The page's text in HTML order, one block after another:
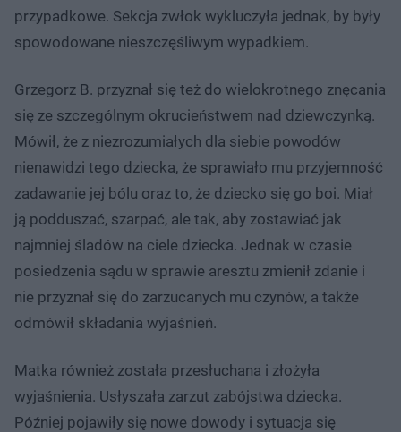
przypadkowe. Sekcja zwłok wykluczyła jednak, by były
spowodowane nieszczęśliwym wypadkiem.
Grzegorz B. przyznał się też do wielokrotnego znęcania
się ze szczególnym okrucieństwem nad dziewczynką.
Mówił, że z niezrozumiałych dla siebie powodów
nienawidzi tego dziecka, że sprawiało mu przyjemność
zadawanie jej bólu oraz to, że dziecko się go boi. Miał
ją podduszać, szarpać, ale tak, aby zostawiać jak
najmniej śladów na ciele dziecka. Jednak w czasie
posiedzenia sądu w sprawie aresztu zmienił zdanie i
nie przyznał się do zarzucanych mu czynów, a także
odmówił składania wyjaśnień.
Matka również została przesłuchana i złożyła
wyjaśnienia. Usłyszała zarzut zabójstwa dziecka.
Później pojawiły się nowe dowody i sytuacja się